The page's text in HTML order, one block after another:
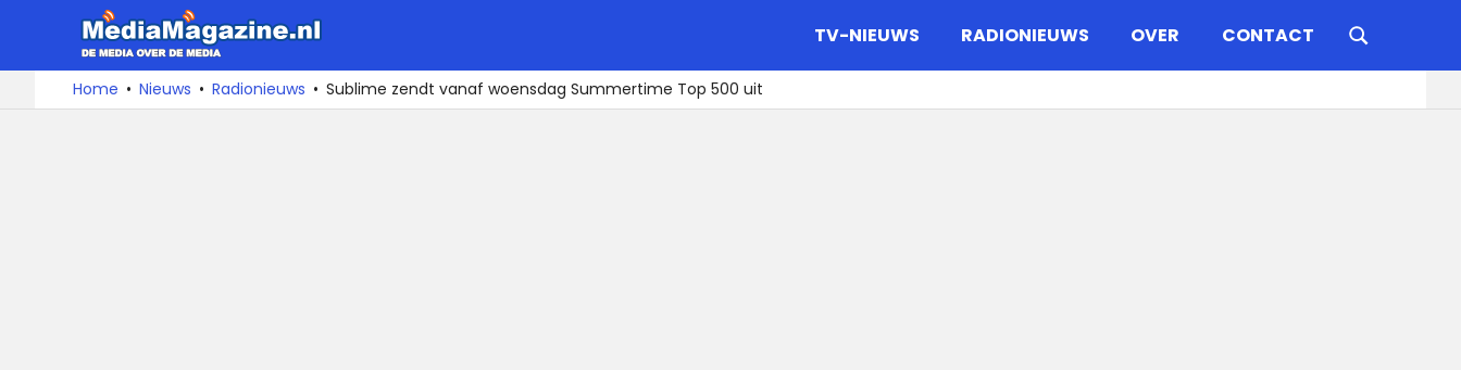
naar
De
media
over
TV-NIEUWS RADIONIEUWS OVER CONTACT
Home Nieuws Radionieuws Sublime zendt vanaf woensdag Summertime Top 500 uit